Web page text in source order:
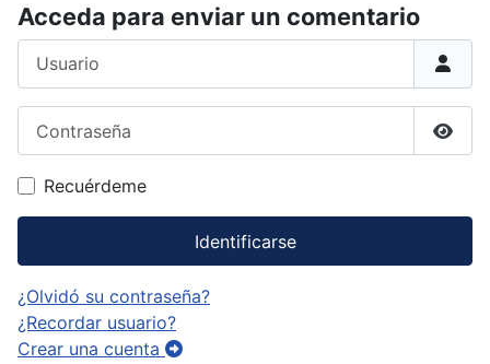
Acceda para enviar un comentario
Recuérdeme
Identificarse
¿Olvidó su contraseña?
¿Recordar usuario?
Crear una cuenta